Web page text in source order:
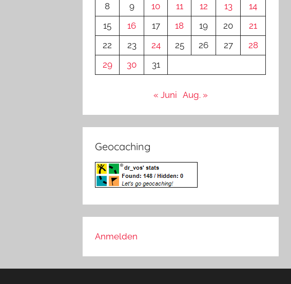
8
9 10 11 12 13
14
15
16 17 18 19 20
21
22
23 24 25 26 27
28
29
30 31
« Juni Aug. »
Geocaching
Anmelden